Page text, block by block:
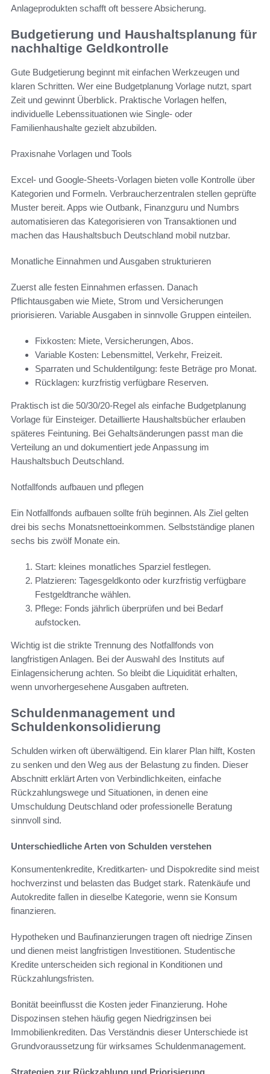
Anlageprodukten schafft oft bessere Absicherung.
Budgetierung und Haushaltsplanung für
nachhaltige Geldkontrolle
Gute Budgetierung beginnt mit einfachen Werkzeugen und
klaren Schritten. Wer eine Budgetplanung Vorlage nutzt, spart
Zeit und gewinnt Überblick. Praktische Vorlagen helfen,
individuelle Lebenssituationen wie Single- oder
Familienhaushalte gezielt abzubilden.
Praxisnahe Vorlagen und Tools
Excel- und Google-Sheets-Vorlagen bieten volle Kontrolle über
Kategorien und Formeln. Verbraucherzentralen stellen geprüfte
Muster bereit. Apps wie Outbank, Finanzguru und Numbrs
automatisieren das Kategorisieren von Transaktionen und
machen das Haushaltsbuch Deutschland mobil nutzbar.
Monatliche Einnahmen und Ausgaben strukturieren
Zuerst alle festen Einnahmen erfassen. Danach
Pflichtausgaben wie Miete, Strom und Versicherungen
priorisieren. Variable Ausgaben in sinnvolle Gruppen einteilen.
Fixkosten: Miete, Versicherungen, Abos.
Variable Kosten: Lebensmittel, Verkehr, Freizeit.
Sparraten und Schuldentilgung: feste Beträge pro Monat.
Rücklagen: kurzfristig verfügbare Reserven.
Praktisch ist die 50/30/20-Regel als einfache Budgetplanung
Vorlage für Einsteiger. Detaillierte Haushaltsbücher erlauben
späteres Feintuning. Bei Gehaltsänderungen passt man die
Verteilung an und dokumentiert jede Anpassung im
Haushaltsbuch Deutschland.
Notfallfonds aufbauen und pflegen
Ein Notfallfonds aufbauen sollte früh beginnen. Als Ziel gelten
drei bis sechs Monatsnettoeinkommen. Selbstständige planen
sechs bis zwölf Monate ein.
Start: kleines monatliches Sparziel festlegen.
Platzieren: Tagesgeldkonto oder kurzfristig verfügbare
Festgeldtranche wählen.
Pflege: Fonds jährlich überprüfen und bei Bedarf
aufstocken.
Wichtig ist die strikte Trennung des Notfallfonds von
langfristigen Anlagen. Bei der Auswahl des Instituts auf
Einlagensicherung achten. So bleibt die Liquidität erhalten,
wenn unvorhergesehene Ausgaben auftreten.
Schuldenmanagement und
Schuldenkonsolidierung
Schulden wirken oft überwältigend. Ein klarer Plan hilft, Kosten
zu senken und den Weg aus der Belastung zu finden. Dieser
Abschnitt erklärt Arten von Verbindlichkeiten, einfache
Rückzahlungswege und Situationen, in denen eine
Umschuldung Deutschland oder professionelle Beratung
sinnvoll sind.
Unterschiedliche Arten von Schulden verstehen
Konsumentenkredite, Kreditkarten- und Dispokredite sind meist
hochverzinst und belasten das Budget stark. Ratenkäufe und
Autokredite fallen in dieselbe Kategorie, wenn sie Konsum
finanzieren.
Hypotheken und Baufinanzierungen tragen oft niedrige Zinsen
und dienen meist langfristigen Investitionen. Studentische
Kredite unterscheiden sich regional in Konditionen und
Rückzahlungsfristen.
Bonität beeinflusst die Kosten jeder Finanzierung. Hohe
Dispozinsen stehen häufig gegen Niedrigzinsen bei
Immobilienkrediten. Das Verständnis dieser Unterschiede ist
Grundvoraussetzung für wirksames Schuldenmanagement.